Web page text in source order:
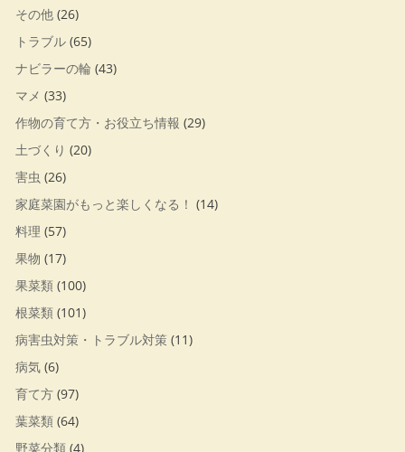
その他 (26)
トラブル (65)
ナビラーの輪 (43)
マメ (33)
作物の育て方・お役立ち情報 (29)
土づくり (20)
害虫 (26)
家庭菜園がもっと楽しくなる！ (14)
料理 (57)
果物 (17)
果菜類 (100)
根菜類 (101)
病害虫対策・トラブル対策 (11)
病気 (6)
育て方 (97)
葉菜類 (64)
野菜分類 (4)